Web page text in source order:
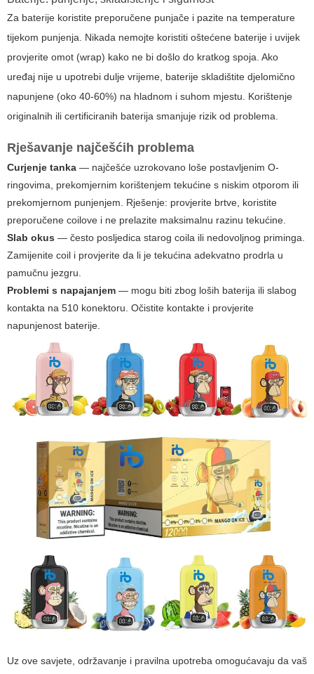
Za baterije koristite preporučene punjače i pazite na temperature
tijekom punjenja. Nikada nemojte koristiti oštećene baterije i uvijek
provjerite omot (wrap) kako ne bi došlo do kratkog spoja. Ako
uređaj nije u upotrebi dulje vrijeme, baterije skladištite djelomično
napunjene (oko 40-60%) na hladnom i suhom mjestu. Korištenje
originalnih ili certificiranih baterija smanjuje rizik od problema.
Rješavanje najčešćih problema
Curjenje tanka — najčešće uzrokovano loše postavljenim O-
ringovima, prekomjernim korištenjem tekućine s niskim otporom ili
prekomjernom punjenjem. Rješenje: provjerite brtve, koristite
preporučene coilove i ne prelazite maksimalnu razinu tekućine.
Slab okus — često posljedica starog coila ili nedovoljnog priminga.
Zamijenite coil i provjerite da li je tekućina adekvatno prodrla u
pamučnu jezgru.
Problemi s napajanjem — mogu biti zbog loših baterija ili slabog
kontakta na 510 konektoru. Očistite kontakte i provjerite
napunjenost baterije.
Uz ove savjete, održavanje i pravilna upotreba omogućavaju da vaš